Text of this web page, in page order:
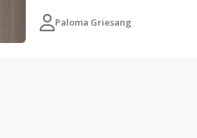
Paloma Griesang